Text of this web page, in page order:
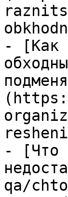
- [Как
- [Что
qa/